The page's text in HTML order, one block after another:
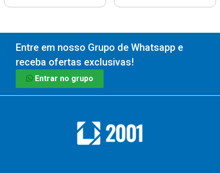
Entre em nosso Grupo de Whatsapp e
receba ofertas exclusivas!
Entrar no grupo